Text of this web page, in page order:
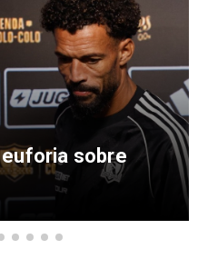
euforia sobre